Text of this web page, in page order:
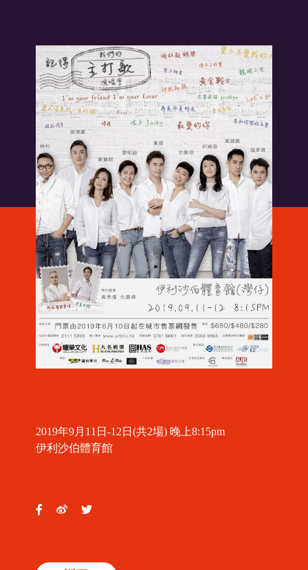
2019年9月11日-12日(共2場) 晚上8:15pm
伊利沙伯體育館